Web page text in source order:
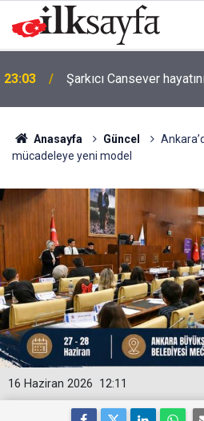
23:03 Şarkıcı Cansever
Anasayfa Güncel
mücadeleye yeni model
12:11
16 Haziran 2026